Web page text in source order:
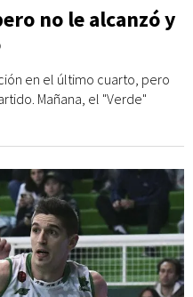
no le alcanzó y
en el último cuarto, pero
Mañana, el "Verde"